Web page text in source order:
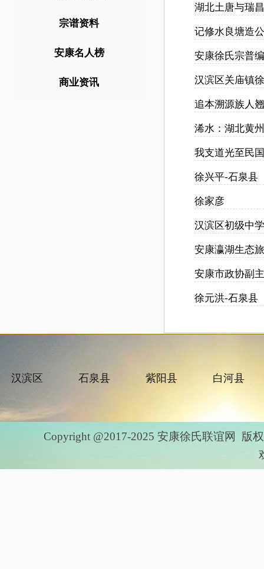
宗谱资料
安康名人榜
商业资讯
湖北土唐与瑞
记修水良塘造
安康徐氏宗普
汉滨区关庙镇
追本溯源族人
浠水：湖北黄
我支道光至民
徐兴平-石泉县
徐家彦
汉滨区初级中
安康瀛湖生态
安康市政协副
徐元洪-石泉县
汉滨区 石泉县 紫阳县 白河县
Copyright @2017-2025 安康徐氏联谊网 版